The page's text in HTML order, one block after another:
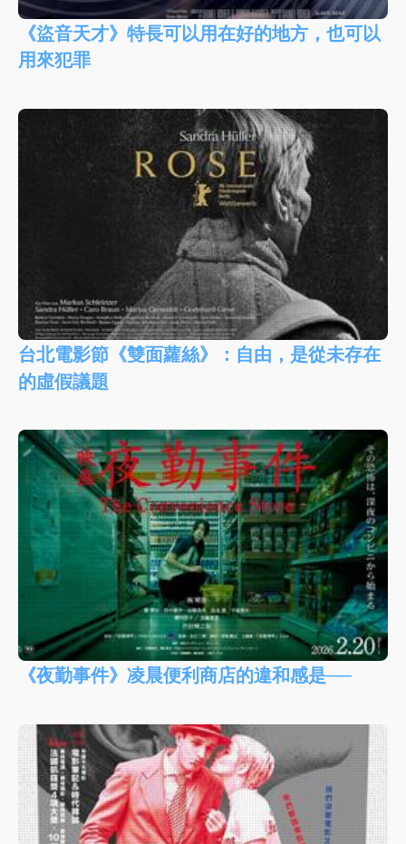
《盜音天才》特長可以用在好的地方，也可以
用來犯罪
台北電影節《雙面蘿絲》：自由，是從未存在
的虛假議題
《夜勤事件》凌晨便利商店的違和感是──